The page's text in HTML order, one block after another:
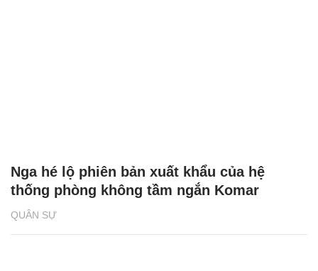
QUÂN SỰ
Nga hé lộ phiên bản xuất khẩu của hệ
thống phòng không tầm ngắn Komar